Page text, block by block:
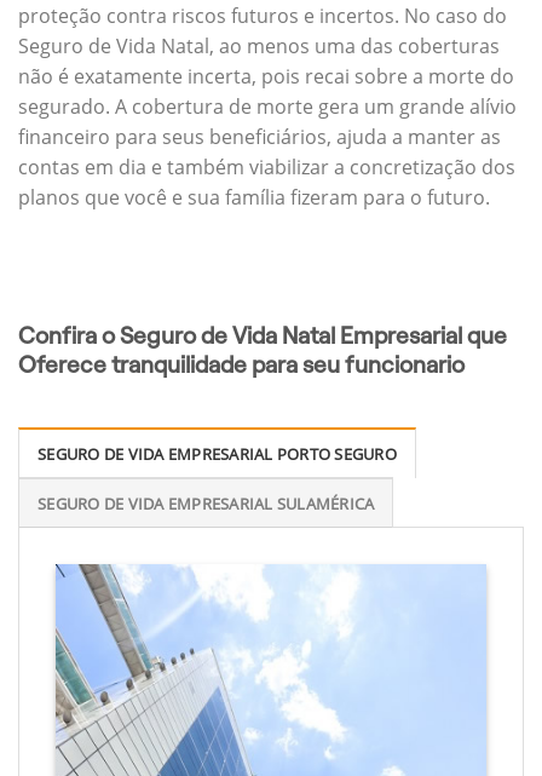
proteção contra riscos futuros e incertos. No caso do
Seguro de Vida Natal, ao menos uma das coberturas
não é exatamente incerta, pois recai sobre a morte do
segurado. A cobertura de morte gera um grande alívio
financeiro para seus beneficiários, ajuda a manter as
contas em dia e também viabilizar a concretização dos
planos que você e sua família fizeram para o futuro.
Confira o Seguro de Vida Natal Empresarial que
Oferece tranquilidade para seu funcionario
SEGURO DE VIDA EMPRESARIAL PORTO SEGURO
SEGURO DE VIDA EMPRESARIAL SULAMÉRICA